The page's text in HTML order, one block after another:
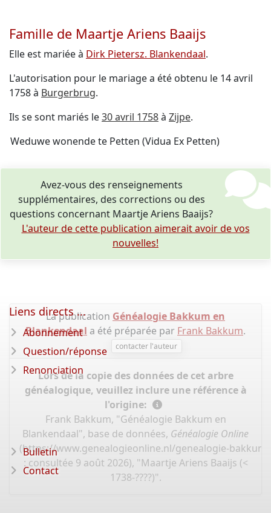
Famille de Maartje Ariens Baaijs
Elle est mariée à Dirk Pietersz. Blankendaal.
L'autorisation pour le mariage a été obtenu le 14 avril
1758 à Burgerbrug.
Ils se sont mariés le30 avril 1758à Zijpe.
Weduwe wonende te Petten (Vidua Ex Petten)
Avez-vous des renseignements
supplémentaires, des corrections ou des
questions concernant Maartje Ariens Baaijs?
L'auteur de cette publication aimerait avoir de vos
nouvelles!
La publication Généalogie Bakkum en
Blankendaal a été préparée par Frank Bakkum.
contacter l'auteur
Lors de la copie des données de cet arbre
généalogique, veuillez inclure une référence à
l'origine:
Frank Bakkum, "Généalogie Bakkum en
Blankendaal", base de données, Généalogie Online
(https://www.genealogieonline.nl/genealogie-
: consultée 9 août 2026), "Maartje Ariens Baaijs (<
1738-????)".
Liens directs ...
Abonnement
Question/réponse
Renonciation
Bulletin
Contact